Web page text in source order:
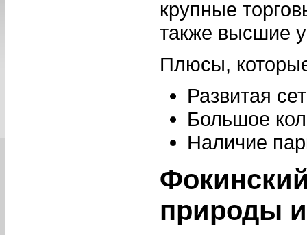
крупные
также высшие
Плюсы,
Развитая
Большое
Наличие
природы